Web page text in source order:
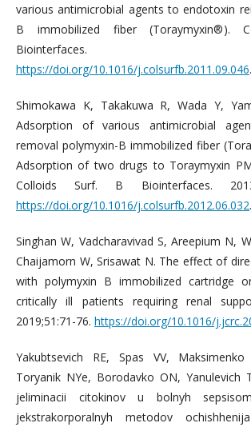
various antimicrobial agents to endotoxin
B immobilized fiber (Toraymyxin®).
Biointerfaces.
https://doi.org/10.1016/j.colsurfb.2011.09.046.
Shimokawa K, Takakuwa R, Wada Y,
Adsorption of various antimicrobial
removal polymyxin-B immobilized fiber
Adsorption of two drugs to Toraymyxin
Colloids Surf. B Biointerfaces.
https://doi.org/10.1016/j.colsurfb.2012.06.032.
Singhan W, Vadcharavivad S, Areepium N,
Chaijamorn W, Srisawat N. The effect of
with polymyxin B immobilized cartridge
critically ill patients requiring renal
2019;51:71-76. https://doi.org/10.1016/
Yakubtsevich RE, Spas VV,
Toryanik NYe, Borodavko ON, Yanulevich
jeliminacii citokinov u bolnyh
jekstrakorporalnyh metodov